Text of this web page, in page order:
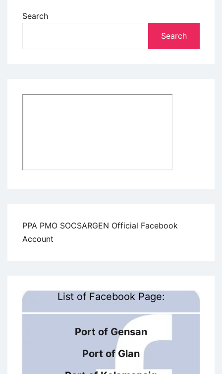
Search
Search
PPA PMO SOCSARGEN Official Facebook
Account
List of Facebook Page:
Port of Gensan
Port of Glan